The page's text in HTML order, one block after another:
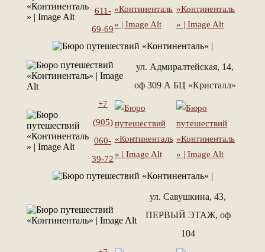
611-
69-69
ул. Адмиралтейская, 14,
оф 309 А БЦ «Кристалл»
+7
(905)
060-
39-72
ул. Савушкина, 43,
ПЕРВЫЙ ЭТАЖ, оф
104